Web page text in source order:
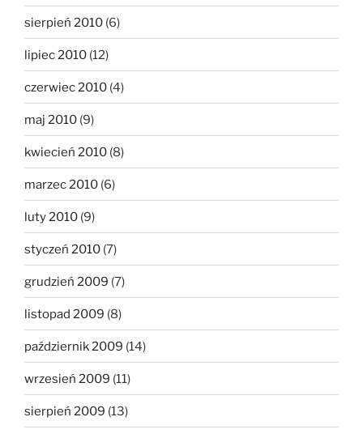
sierpień 2010 (6)
lipiec 2010 (12)
czerwiec 2010 (4)
maj 2010 (9)
kwiecień 2010 (8)
marzec 2010 (6)
luty 2010 (9)
styczeń 2010 (7)
grudzień 2009 (7)
listopad 2009 (8)
październik 2009 (14)
wrzesień 2009 (11)
sierpień 2009 (13)